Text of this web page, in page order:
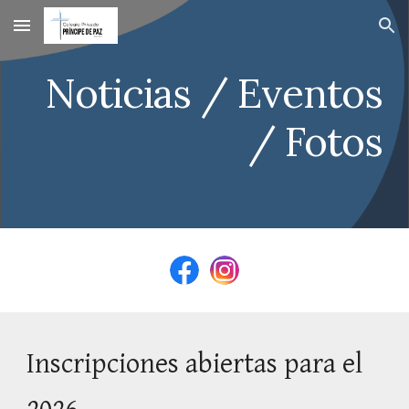
Skip to main content Skip to navigation
Noticias / Eventos
/ Fotos
Inscripciones abiertas para el